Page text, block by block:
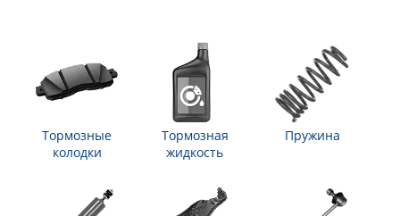
Тормозные
колодки
Тормозная
жидкость
Пружина